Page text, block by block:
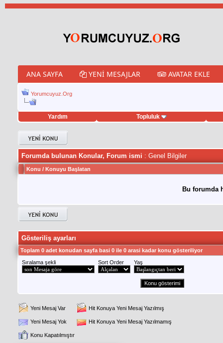
ANA SAYFA YENI MESAJLAR AVATAR EKLE
Yorumcuyuz.Org
Yardım Topluluk
hilesi
Forumda bulunan Konular, Forum ismi : Genel Bilgiler
Konu / Konuyu Başlatan
Bu forumda
Gösteriliş ayarları
Toplam 0 adet konudan sayfa basi 0 ile 0 arasi kadar konu gösteriliyor
Sıralama şekli
Sort Order Yaş
Yeni Mesaj Var Hit Konuya Yeni Mesaj Yazılmış
Yeni Mesaj Yok Hit Konuya Yeni Mesaj Yazılmamış
Konu Kapatılmıştır